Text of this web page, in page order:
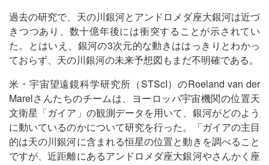
過去の研究で、天の川銀河とアンドロメダ座大銀河は近づ
きつつあり、数十億年後には衝突することが示されてい
た。とはいえ、銀河の3次元的な動きははっきりとわかっ
ておらず、天の川銀河の未来予想図もまだ不明確である。
米・宇宙望遠鏡科学研究所（STScI）のRoeland van der
Marelさんたちのチームは、ヨーロッパ宇宙機関の位置天
文衛星「ガイア」の観測データを用いて、銀河がどのよう
に動いているのかについて研究を行った。「ガイアの主目
的は天の川銀河に含まれる恒星の位置と動きを調べること
ですが、近距離にあるアンドロメダ座大銀河やさんかく座